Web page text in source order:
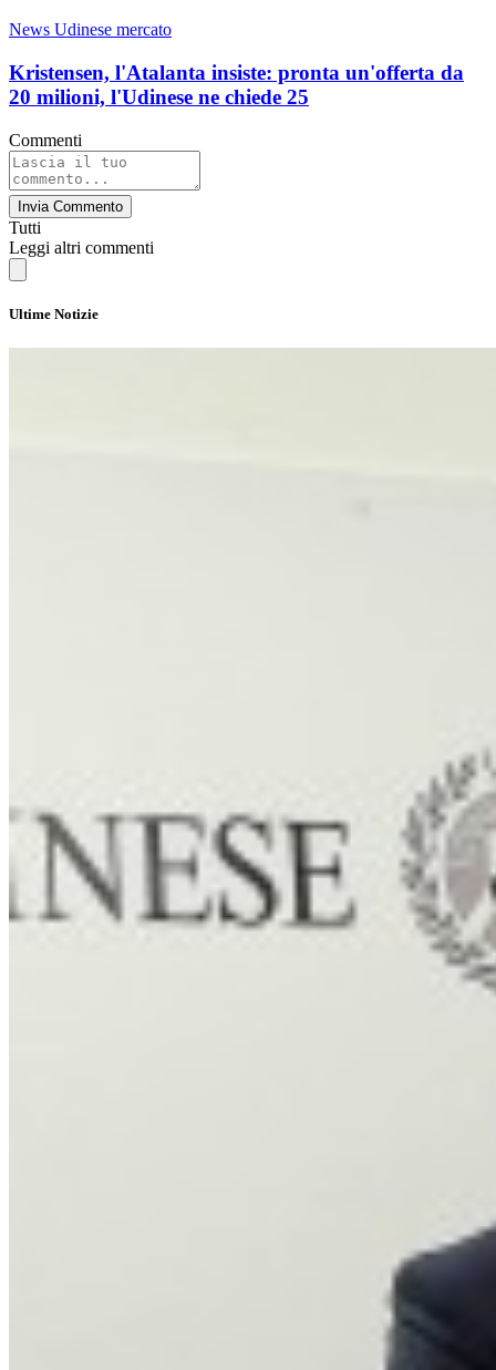
News Udinese mercato
Kristensen, l'Atalanta insiste: pronta un'offerta da
20 milioni, l'Udinese ne chiede 25
Commenti
Invia Commento
Tutti
Leggi altri commenti
Ultime Notizie